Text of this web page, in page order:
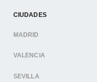
CIUDADES
MADRID
VALENCIA
SEVILLA